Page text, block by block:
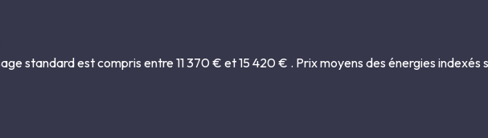
baignoire, bidet, WC et placard)
bonne et une lingerie.
et la chaufferie (fuel).
standard est compris entre 11 370 € et 15 420 € . Prix moyens des énergies